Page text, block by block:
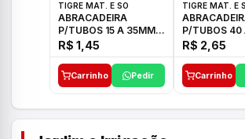
TIGRE MAT. E SO
ABRACADEIRA
P/TUBOS 15 A 35MM
TIGRE
R$ 1,45
Carrinho Pedir
TIGRE MAT. E
P/TUBOS 40
TIGRE
R$ 2,65
Carrinho